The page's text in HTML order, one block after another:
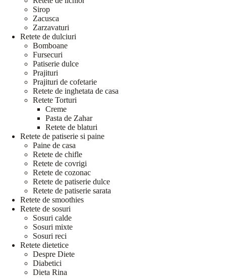
Sirop
Zacusca
Zarzavaturi
Retete de dulciuri
Bomboane
Fursecuri
Patiserie dulce
Prajituri
Prajituri de cofetarie
Retete de inghetata de casa
Retete Torturi
Creme
Pasta de Zahar
Retete de blaturi
Retete de patiserie si paine
Paine de casa
Retete de chifle
Retete de covrigi
Retete de cozonac
Retete de patiserie dulce
Retete de patiserie sarata
Retete de smoothies
Retete de sosuri
Sosuri calde
Sosuri mixte
Sosuri reci
Retete dietetice
Despre Diete
Diabetici
Dieta Rina